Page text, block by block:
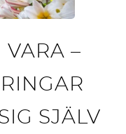
VARA –
SJÄLV